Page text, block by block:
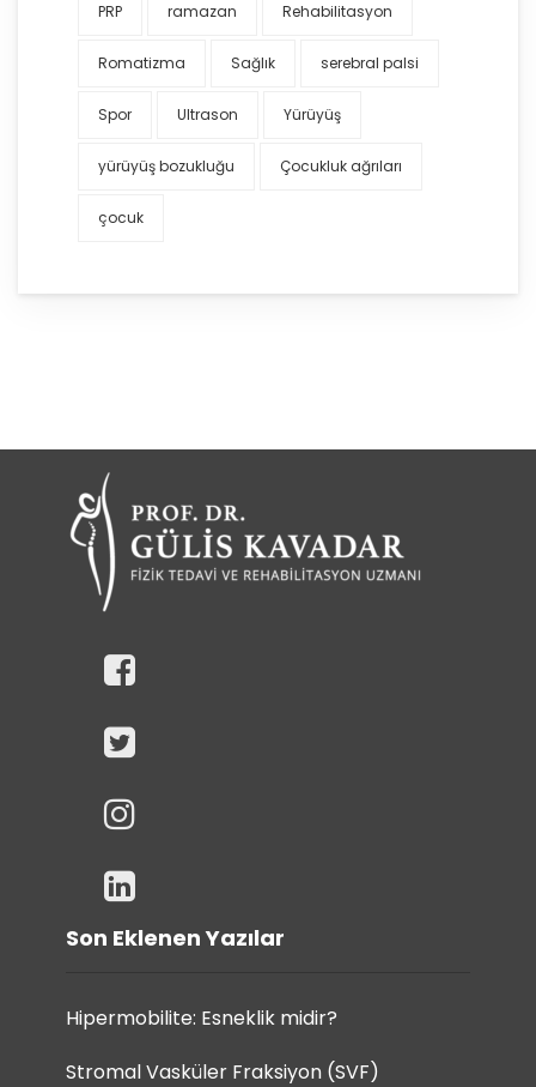
PRP ramazan Rehabilitasyon
Romatizma Sağlık serebral palsi
Spor Ultrason Yürüyüş
yürüyüş bozukluğu Çocukluk ağrıları
çocuk
Son Eklenen Yazılar
Hipermobilite: Esneklik midir?
Stromal Vasküler Fraksiyon (SVF)